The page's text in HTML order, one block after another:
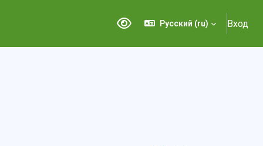
Версия для слабовидящих
Русский ‎(ru)‎ Вход